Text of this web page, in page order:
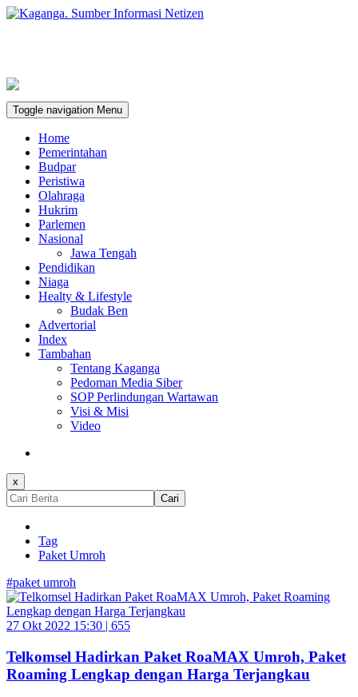
Toggle navigation Menu
Home
Pemerintahan
Budpar
Peristiwa
Olahraga
Hukrim
Parlemen
Nasional
Jawa Tengah
Pendidikan
Niaga
Healty & Lifestyle
Budak Ben
Advertorial
Index
Tambahan
Tentang Kaganga
Pedoman Media Siber
SOP Perlindungan Wartawan
Visi & Misi
Video
x
Cari
Tag
Paket Umroh
#paket umroh
27 Okt 2022 15:30 | 655
Telkomsel Hadirkan Paket RoaMAX Umroh, Paket
Roaming Lengkap dengan Harga Terjangkau